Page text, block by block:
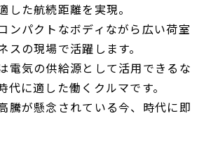
した航続距離を実現。
ンパクトなボディながら広い荷室
スの現場で活躍します。
電気の供給源として活用できるな
代に適した働くクルマです。
騰が懸念されている今、時代に即